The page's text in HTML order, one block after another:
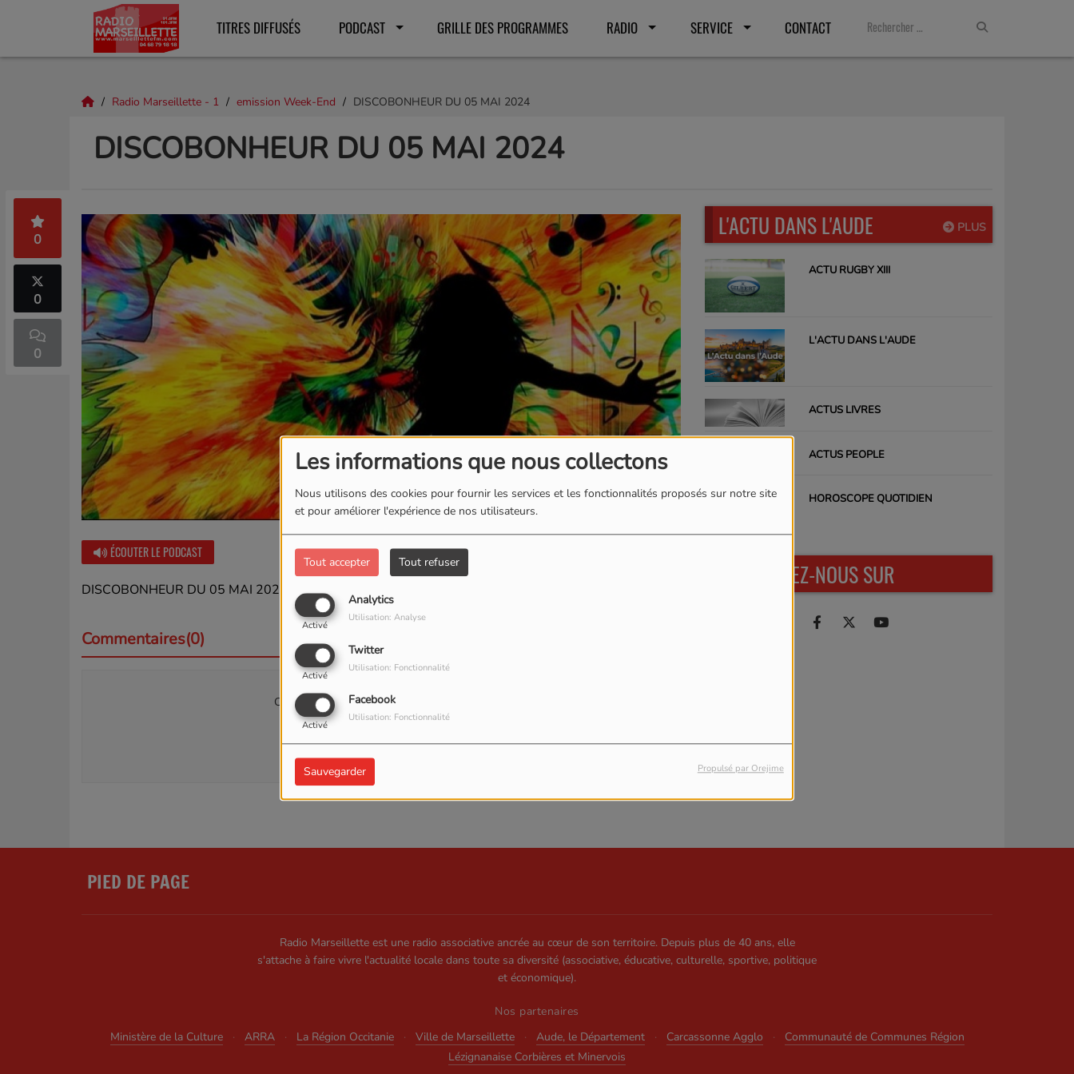
Les informations que nous collectons
Nous utilisons des cookies pour fournir les services et les fonctionnalités proposés sur notre site
et pour améliorer l'expérience de nos utilisateurs.
Tout accepter Tout refuser
Analytics
Activé
Utilisation: Analyse
Twitter
Activé
Utilisation: Fonctionnalité
Facebook
Activé
Utilisation: Fonctionnalité
Sauvegarder Propulsé par Orejime
TITRES DIFFUSÉS PODCAST GRILLE DES PROGRAMMES RADIO SERVICE CONTACT
Radio Marseillette - 1 emission Week-End DISCOBONHEUR DU 05 MAI 2024
DISCOBONHEUR DU 05 MAI 2024
0
0
0
ÉCOUTER LE PODCAST
DISCOBONHEUR DU 05 MAI 2024
Commentaires(0)
Connectez-vous pour commenter cet article
SE CONNECTER
PLUS
L'ACTU DANS L'AUDE
ACTU RUGBY XIII
L'ACTU DANS L'AUDE
ACTUS LIVRES
ACTUS PEOPLE
HOROSCOPE QUOTIDIEN
RETROUVEZ-NOUS SUR
PIED DE PAGE
Radio Marseillette est une radio associative ancrée au cœur de son territoire. Depuis plus de 40 ans, elle
s'attache à faire vivre l'actualité locale dans toute sa diversité (associative, éducative, culturelle, sportive, politique
et économique).
Nos partenaires
Ministère de la Culture
· ARRA · La Région Occitanie · Ville de Marseillette · Aude, le Département · Carcassonne Agglo ·
Communauté de Communes Région
Lézignanaise Corbières et Minervois